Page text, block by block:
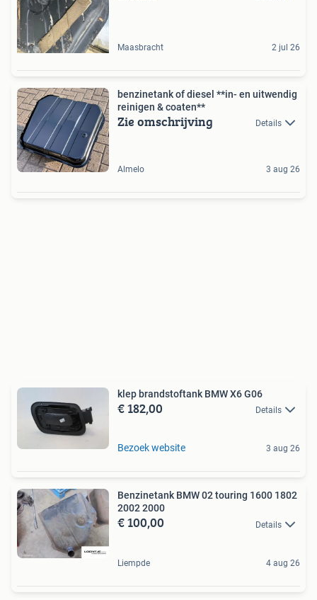
Maasbracht 2 jul 26
benzinetank of diesel **in- en uitwendig
reinigen & coaten**
Zie omschrijving Details
Almelo 3 aug 26
klep brandstoftank BMW X6 G06
€ 182,00 Details
Bezoek website 3 aug 26
Benzinetank BMW 02 touring 1600 1802
2002 2000
€ 100,00 Details
Liempde 4 aug 26